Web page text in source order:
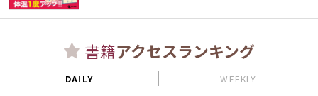
書籍アクセスランキング
DAILY WEEKLY